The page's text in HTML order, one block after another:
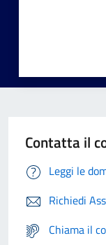
Contatta il
Leggi le
Richiedi
Chiama il